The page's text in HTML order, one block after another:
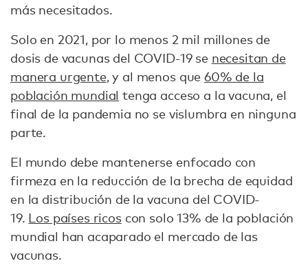
más necesitados.
Solo en 2021, por lo menos 2 mil millones de
dosis de vacunas del COVID-19 se necesitan de
manera urgente, y al menos que60% de la
población mundial tenga acceso a la vacuna, el
final de la pandemia no se vislumbra en ninguna
parte.
El mundo debe mantenerse enfocado con
firmeza en la reducción de la brecha de equidad
en la distribución de la vacuna del COVID-
19. Los países ricoscon solo 13% de la población
mundial han acaparado el mercado de las
vacunas.